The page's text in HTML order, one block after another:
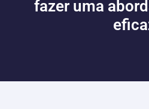
fazer uma